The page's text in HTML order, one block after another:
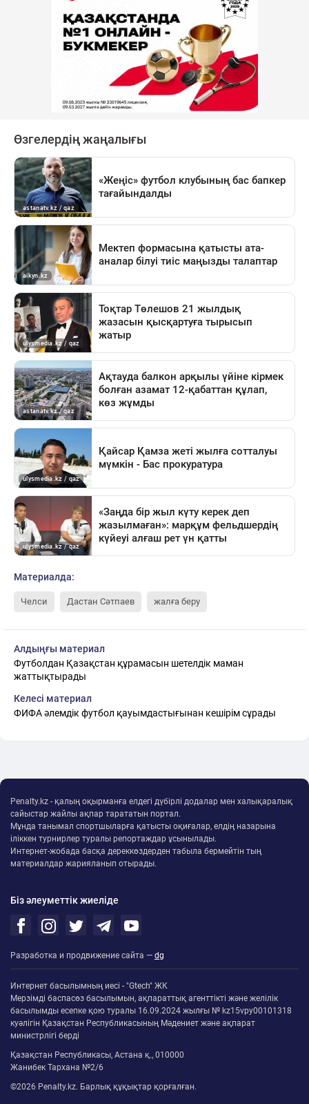
Материалда:
Челси Дастан Сәтпаев жалға беру
Алдыңғы материал
Футболдан Қазақстан құрамасын шетелдік маман
жаттықтырады
Келесі материал
ФИФА әлемдік футбол қауымдастығынан кешірім сұрады
Penalty.kz - қалың оқырманға елдегі дүбірлі додалар мен халықаралық
сайыстар жайлы ақпар тарататын портал.
Мұнда танымал спортшыларға қатысты оқиғалар, елдің назарына
іліккен турнирлер туралы репортаждар ұсынылады.
Интернет-жобада басқа дереккөздерден табыла бермейтін тың
материалдар жарияланып отырады.
Біз әлеуметтік жиеліде
Разработка и продвижение сайта — dg
Интернет басылымның иесі - "Gtech" ЖК
Мерзімді баспасөз басылымын, ақпараттық агенттікті және желілік
басылымды есепке қою туралы 16.09.2024 жылғы № kz15vpy00101318
куәлігін Қазақстан Республикасының Мәдениет және ақпарат
министрлігі берді
Қазақстан Республикасы, Астана қ., 010000
Жанибек Тархана №2/6
©2026 Penalty.kz. Барлық құқықтар қорғалған.